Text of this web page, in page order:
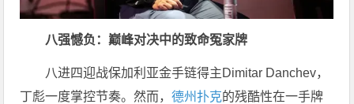
八强憾负：巅峰对决中的致命冤家牌
八进四迎战保加利亚金手链得主Dimitar Danchev，
丁彪一度掌控节奏。然而，德州扑克的残酷性在一手牌